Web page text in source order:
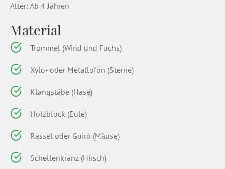
Alter: Ab 4 Jahren
Material
Trommel (Wind und Fuchs)
Xylo- oder Metallofon (Sterne)
Klangstäbe (Hase)
Holzblock (Eule)
Rassel oder Guiro (Mäuse)
Schellenkranz (Hirsch)